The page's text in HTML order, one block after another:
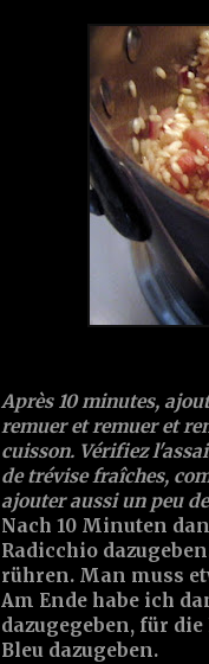
Après 10 minutes,
remuer et remuer et
cuisson. Vérifiez
de trévise fraîches,
ajouter aussi un peu
Nach 10 Minuten
Radicchio
rühren. Man muss
Am Ende habe ich
dazugegeben, für
Bleu dazugeben.